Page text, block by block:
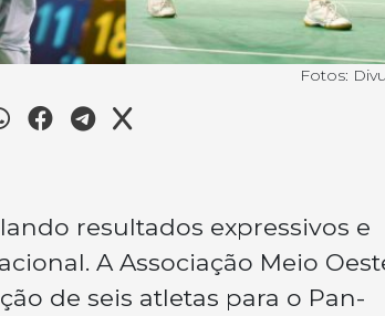
Fotos:
resultados expressivos e
A Associação Meio
de seis atletas para o Pan-